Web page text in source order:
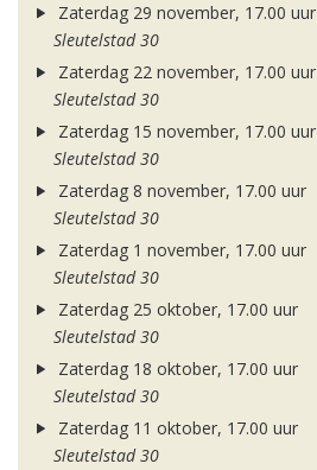
Zaterdag 29 november, 17.00 uur
Sleutelstad 30
Zaterdag 22 november, 17.00 uur
Sleutelstad 30
Zaterdag 15 november, 17.00 uur
Sleutelstad 30
Zaterdag 8 november, 17.00 uur
Sleutelstad 30
Zaterdag 1 november, 17.00 uur
Sleutelstad 30
Zaterdag 25 oktober, 17.00 uur
Sleutelstad 30
Zaterdag 18 oktober, 17.00 uur
Sleutelstad 30
Zaterdag 11 oktober, 17.00 uur
Sleutelstad 30